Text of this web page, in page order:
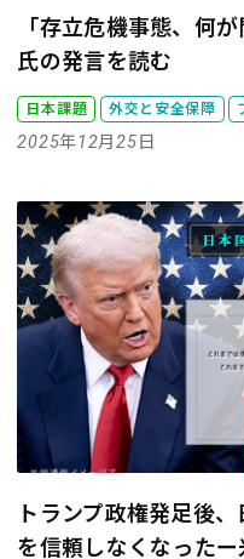
「存立危機事態、何
氏の発言を読む
日本課題 外交と安全保障
2025年12月25日
トランプ政権発足後
を信頼しなくなった